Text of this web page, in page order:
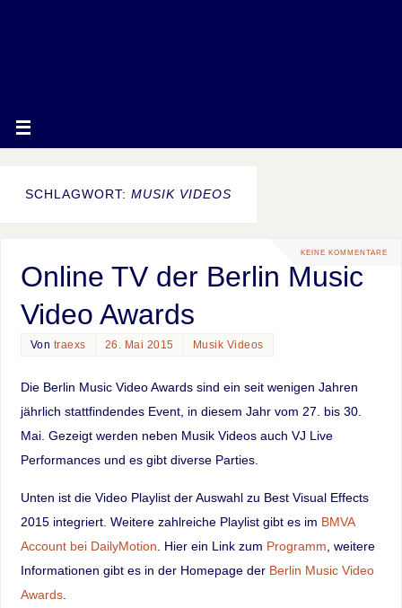
SCHLAGWORT: MUSIK VIDEOS
KEINE KOMMENTARE
Online TV der Berlin Music
Video Awards
Von traexs 26. Mai 2015 Musik Videos
Die Berlin Music Video Awards sind ein seit wenigen Jahren
jährlich stattfindendes Event, in diesem Jahr vom 27. bis 30.
Mai. Gezeigt werden neben Musik Videos auch VJ Live
Performances und es gibt diverse Parties.
Unten ist die Video Playlist der Auswahl zu Best Visual Effects
2015 integriert. Weitere zahlreiche Playlist gibt es im BMVA
Account bei DailyMotion . Hier ein Link zum Programm , weitere
Informationen gibt es in der Homepage der Berlin Music Video
Awards.